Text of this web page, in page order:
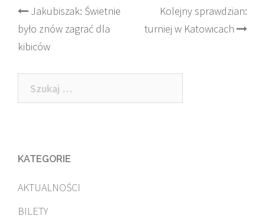
Post
navigation
Jakubiszak: Świetnie
było znów zagrać dla
kibiców
Kolejny sprawdzian:
turniej w Katowicach
Szukaj:
KATEGORIE
AKTUALNOŚCI
BILETY